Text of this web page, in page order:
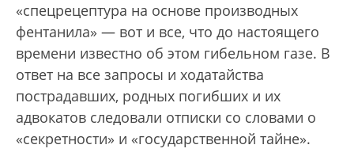
«спецрецептура на основе производных
фентанила» — вот и все, что до настоящего
времени известно об этом гибельном газе. В
ответ на все запросы и ходатайства
пострадавших, родных погибших и их
адвокатов следовали отписки со словами о
«секретности» и «государственной тайне».